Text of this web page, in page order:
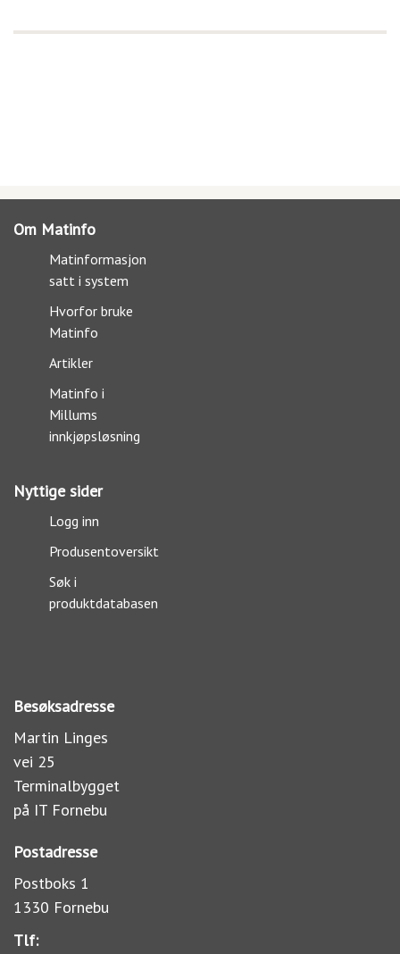
Om Matinfo
Matinformasjon
satt i system
Hvorfor bruke
Matinfo
Artikler
Matinfo i
Millums
innkjøpsløsning
Nyttige sider
Logg inn
Produsentoversikt
Søk i
produktdatabasen
Besøksadresse
Martin Linges
vei 25
Terminalbygget
på IT Fornebu
Postadresse
Postboks 1
1330 Fornebu
Tlf: